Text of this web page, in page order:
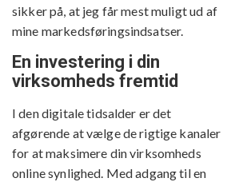
sikker på, at jeg får mest muligt ud af
mine markedsføringsindsatser.
En investering i din
virksomheds fremtid
I den digitale tidsalder er det
afgørende at vælge de rigtige kanaler
for at maksimere din virksomheds
online synlighed. Med adgang til en